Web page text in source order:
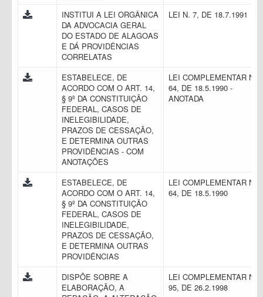
INSTITUI A LEI ORGÂNICA
DA ADVOCACIA GERAL
DO ESTADO DE ALAGOAS
E DÁ PROVIDÊNCIAS
CORRELATAS
LEI N. 7, DE 18.7.1991
ESTABELECE, DE
ACORDO COM O ART. 14,
§ 9º DA CONSTITUIÇÃO
FEDERAL, CASOS DE
INELEGIBILIDADE,
PRAZOS DE CESSAÇÃO,
E DETERMINA OUTRAS
PROVIDÊNCIAS - COM
ANOTAÇÕES
LEI COMPLEMENTAR N.
64, DE 18.5.1990 -
ANOTADA
ESTABELECE, DE
ACORDO COM O ART. 14,
§ 9º DA CONSTITUIÇÃO
FEDERAL, CASOS DE
INELEGIBILIDADE,
PRAZOS DE CESSAÇÃO,
E DETERMINA OUTRAS
PROVIDÊNCIAS
LEI COMPLEMENTAR N.
64, DE 18.5.1990
DISPÕE SOBRE A
ELABORAÇÃO, A
LEI COMPLEMENTAR N.
95, DE 26.2.1998